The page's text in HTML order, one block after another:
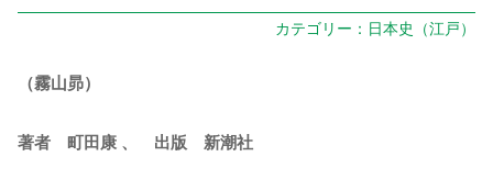
カテゴリー： 日本史（江戸）
（霧山昴）
著者 町田康 、 出版 新潮社